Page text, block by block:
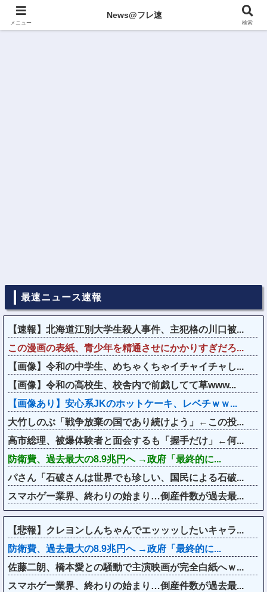
最速ニュース速報
【速報】北海道江別大学生殺人事件、主犯格の川口被...
この漫画の表紙、青少年を精通させにかかりすぎだろ...
【画像】令和の中学生、めちゃくちゃイチャイチャし...
【画像】令和の高校生、校舎内で前戯してて草www...
【画像あり】安心系JKのホットケーキ、レベチｗｗ...
大竹しのぶ「戦争放棄の国であり続けよう」←この投...
高市総理、被爆体験者と面会するも「握手だけ」←何...
防衛費、過去最大の8.9兆円へ →政府「最終的に...
パさん「石破さんは世界でも珍しい、国民による石破...
スマホゲー業界、終わりの始まり…倒産件数が過去最...
【悲報】クレヨンしんちゃんでエッッッしたいキャラ...
防衛費、過去最大の8.9兆円へ →政府「最終的に...
佐藤二朗、橋本愛との騒動で主演映画が完全白紙へｗ...
スマホゲー業界、終わりの始まり…倒産件数が過去最...
メニュー
News@フレ速
検索